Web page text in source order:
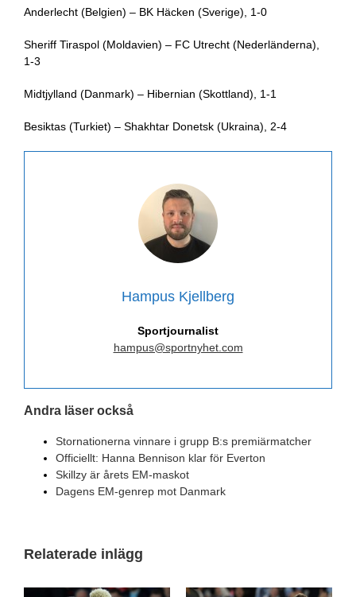
Anderlecht (Belgien) – BK Häcken (Sverige), 1-0
Sheriff Tiraspol (Moldavien) – FC Utrecht (Nederländerna),
1-3
Midtjylland (Danmark) – Hibernian (Skottland), 1-1
Besiktas (Turkiet) – Shakhtar Donetsk (Ukraina), 2-4
Hampus Kjellberg
Sportjournalist
hampus@sportnyhet.com
Andra läser också
Stornationerna vinnare i grupp B:s premiärmatcher
Officiellt: Hanna Bennison klar för Everton
Skillzy är årets EM-maskot
Dagens EM-genrep mot Danmark
Relaterade inlägg